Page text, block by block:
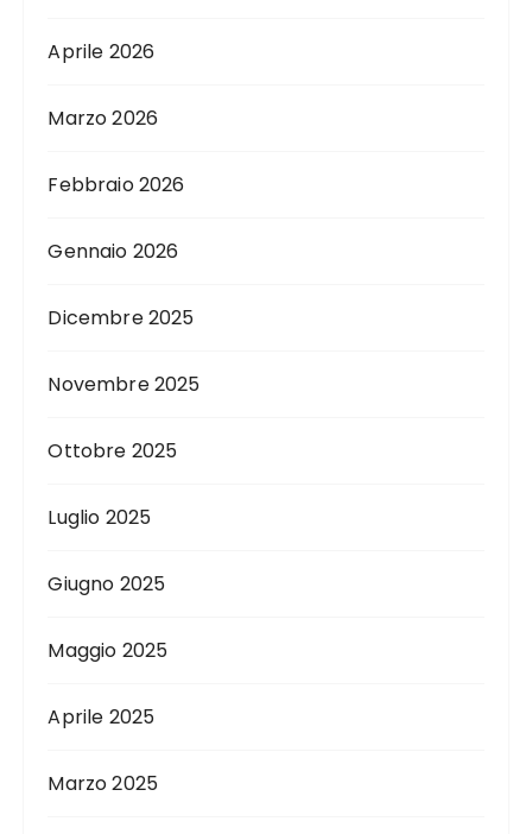
Aprile 2026
Marzo 2026
Febbraio 2026
Gennaio 2026
Dicembre 2025
Novembre 2025
Ottobre 2025
Luglio 2025
Giugno 2025
Maggio 2025
Aprile 2025
Marzo 2025